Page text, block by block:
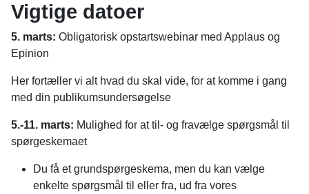
Vigtige datoer
5. marts: Obligatorisk opstartswebinar med Applaus og
Epinion
Her fortæller vi alt hvad du skal vide, for at komme i gang
med din publikumsundersøgelse
5.-11. marts: Mulighed for at til- og fravælge spørgsmål til
spørgeskemaet
Du få et grundspørgeskema, men du kan vælge
enkelte spørgsmål til eller fra, ud fra vores